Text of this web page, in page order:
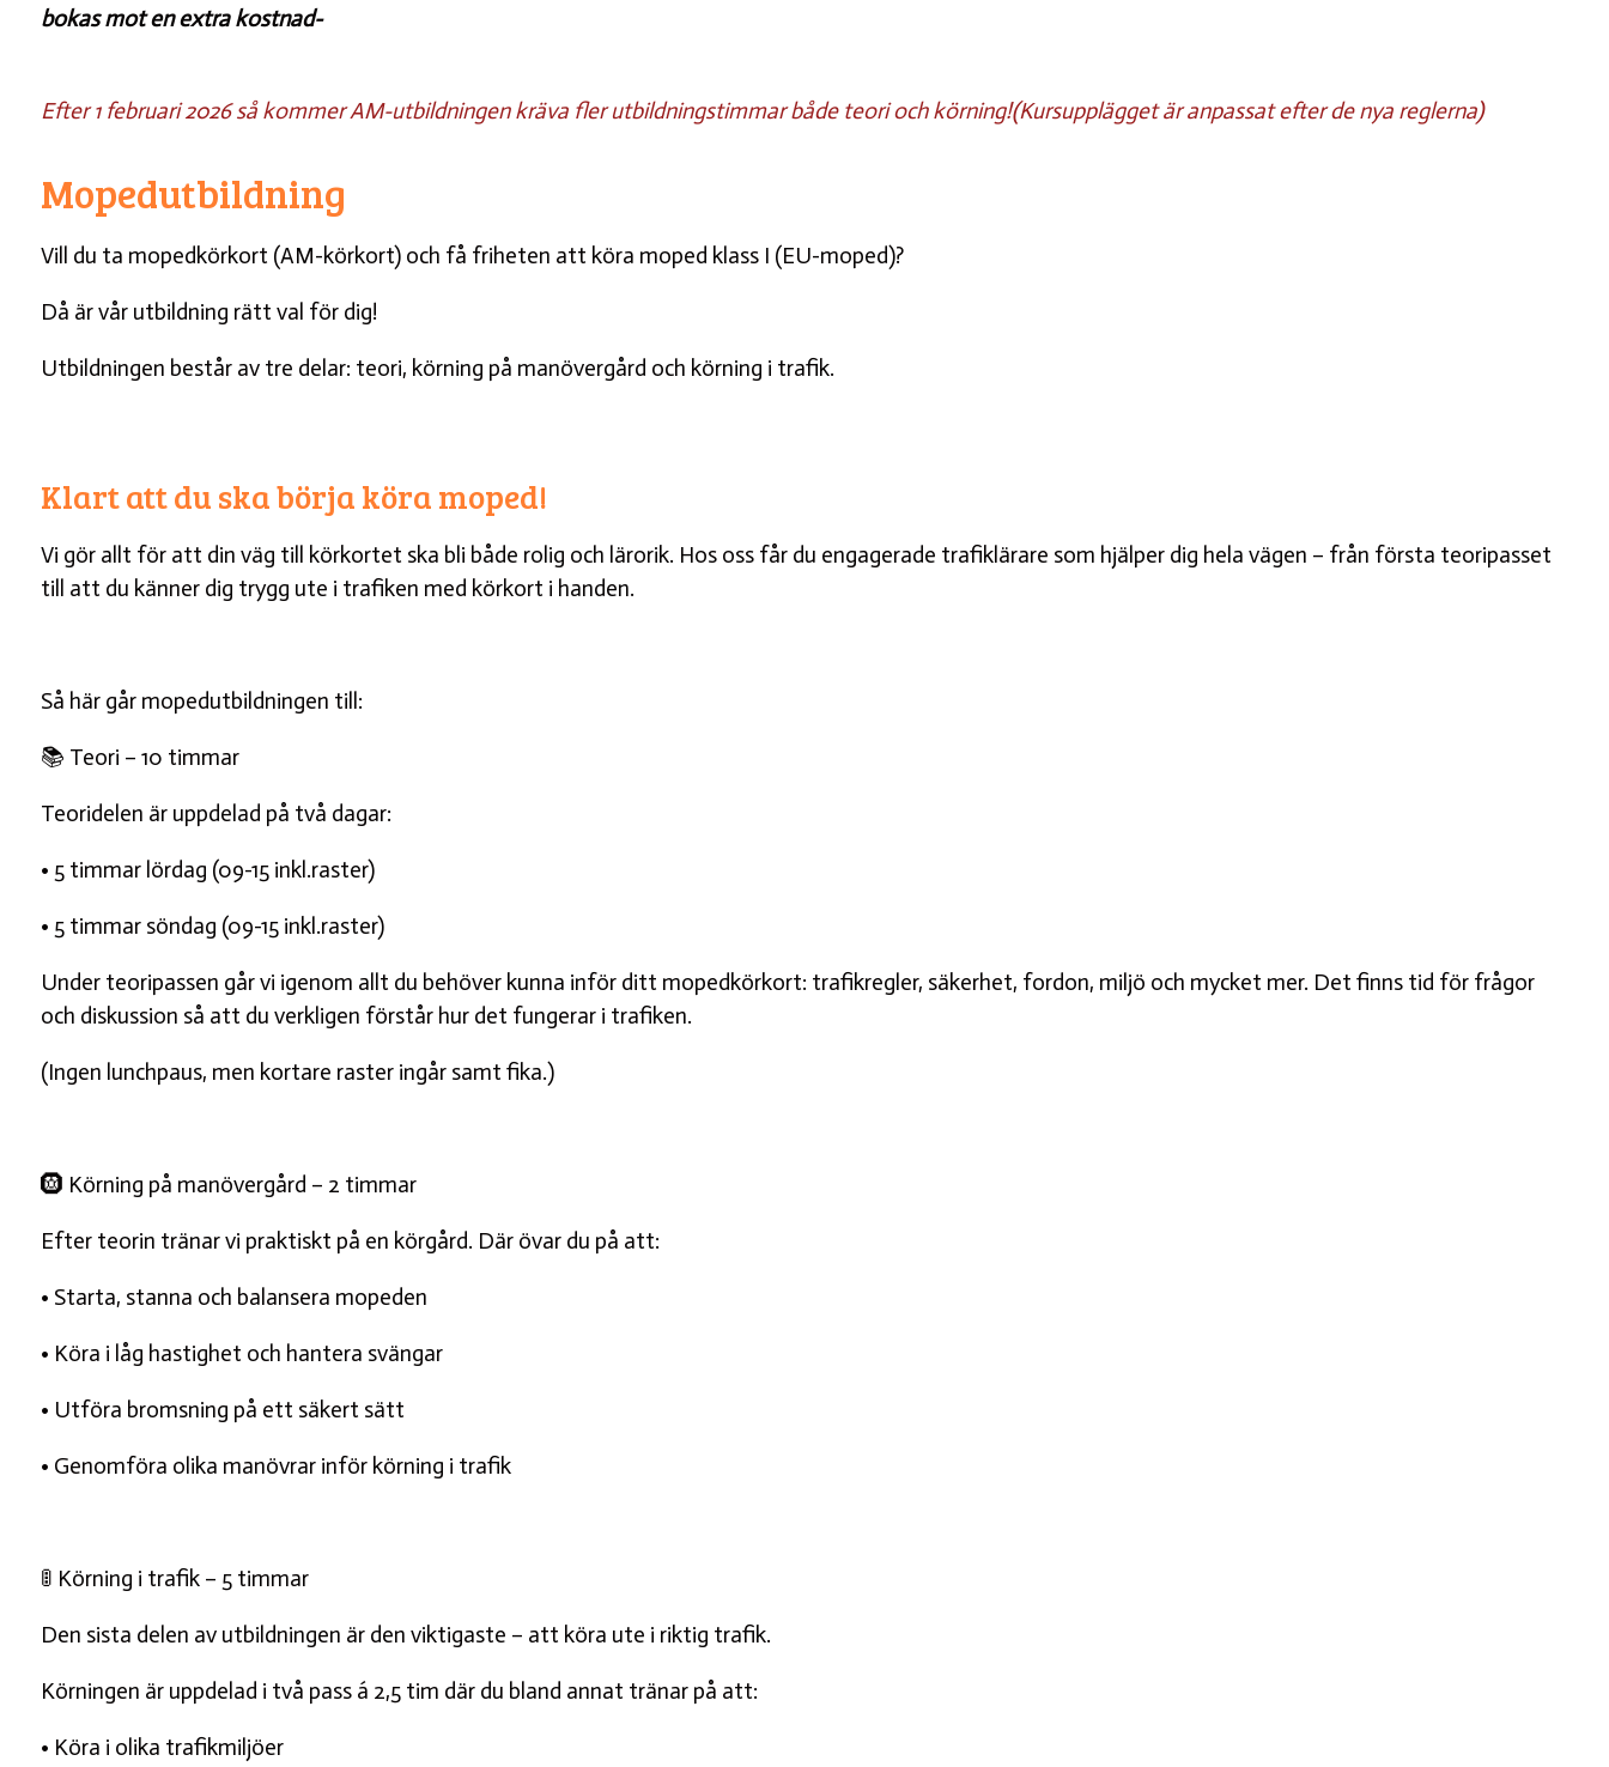
bokas mot en extra kostnad-
Efter 1 februari 2026 så kommer AM-utbildningen kräva fler utbildningstimmar både teori och körning!(Kursupplägget är anpassat efter de nya reglerna)
Mopedutbildning
Vill du ta mopedkörkort (AM-körkort) och få friheten att köra moped klass I (EU-moped)?
Då är vår utbildning rätt val för dig!
Utbildningen består av tre delar: teori, körning på manövergård och körning i trafik.
Klart att du ska börja köra moped!
Vi gör allt för att din väg till körkortet ska bli både rolig och lärorik. Hos oss får du engagerade trafiklärare som hjälper dig hela vägen – från första teoripasset
till att du känner dig trygg ute i trafiken med körkort i handen.
Så här går mopedutbildningen till:
📚 Teori – 10 timmar
Teoridelen är uppdelad på två dagar:
• 5 timmar lördag (09-15 inkl.raster)
• 5 timmar söndag (09-15 inkl.raster)
Under teoripassen går vi igenom allt du behöver kunna inför ditt mopedkörkort: trafikregler, säkerhet, fordon, miljö och mycket mer. Det finns tid för frågor
och diskussion så att du verkligen förstår hur det fungerar i trafiken.
(Ingen lunchpaus, men kortare raster ingår samt fika.)
🛞 Körning på manövergård – 2 timmar
Efter teorin tränar vi praktiskt på en körgård. Där övar du på att:
• Starta, stanna och balansera mopeden
• Köra i låg hastighet och hantera svängar
• Utföra bromsning på ett säkert sätt
• Genomföra olika manövrar inför körning i trafik
🚦 Körning i trafik – 5 timmar
Den sista delen av utbildningen är den viktigaste – att köra ute i riktig trafik.
Körningen är uppdelad i två pass á 2,5 tim där du bland annat tränar på att:
• Köra i olika trafikmiljöer